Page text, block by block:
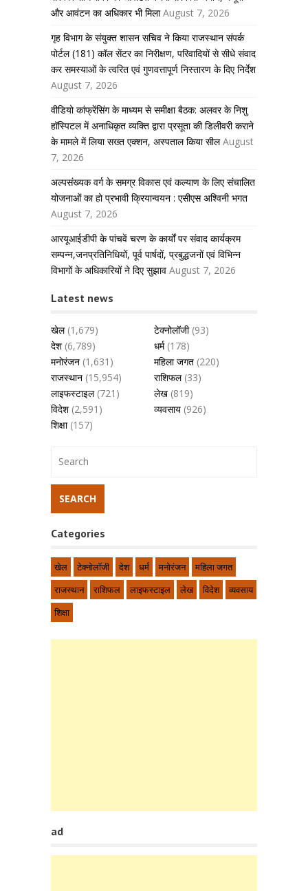
और आवंटन का अधिकार भी मिला August 7, 2026
गृह विभाग के संयुक्त शासन सचिव ने किया राजस्थान संपर्क
पोर्टल (181) कॉल सेंटर का निरीक्षण, परिवादियों से सीधे संवाद
कर समस्याओं के त्वरित एवं गुणवत्तापूर्ण निस्तारण के दिए निर्देश
August 7, 2026
वीडियो कांफ्रेंसिंग के माध्यम से समीक्षा बैठक: अलवर के निशु
हॉस्पिटल में अनाधिकृत व्यक्ति द्वारा प्रसूता की डिलीवरी कराने
के मामले में लिया सख्त एक्शन, अस्पताल किया सील August
7, 2026
अल्पसंख्यक वर्ग के समग्र विकास एवं कल्याण के लिए संचालित
योजनाओं का हो प्रभावी क्रियान्वयन : एसीएस अश्विनी भगत
August 7, 2026
आरयूआईडीपी के पांचवें चरण के कार्यों पर संवाद कार्यक्रम
सम्पन्न,जनप्रतिनिधियों, पूर्व पार्षदों, प्रबुद्धजनों एवं विभिन्न
विभागों के अधिकारियों ने दिए सुझाव August 7, 2026
Latest news
खेल(1,679) टेक्नोलॉजी(93)
देश(6,789) धर्म(178)
मनोरंजन (1,631) महिला जगत (220)
राजस्थान (15,954) राशिफल(33)
लाइफस्टाइल(721) लेख (819)
विदेश(2,591) व्यवसाय (926)
शिक्षा(157)
Categories
खेल टेक्नोलॉजी देश धर्म मनोरंजन
महिला जगत
राजस्थान
राशिफल लाइफस्टाइल लेख विदेश
व्यवसाय
शिक्षा
ad